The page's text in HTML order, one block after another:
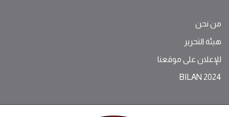
من نحن
هيئة التحرير
للإعلان على موقعنا
BILAN 2024